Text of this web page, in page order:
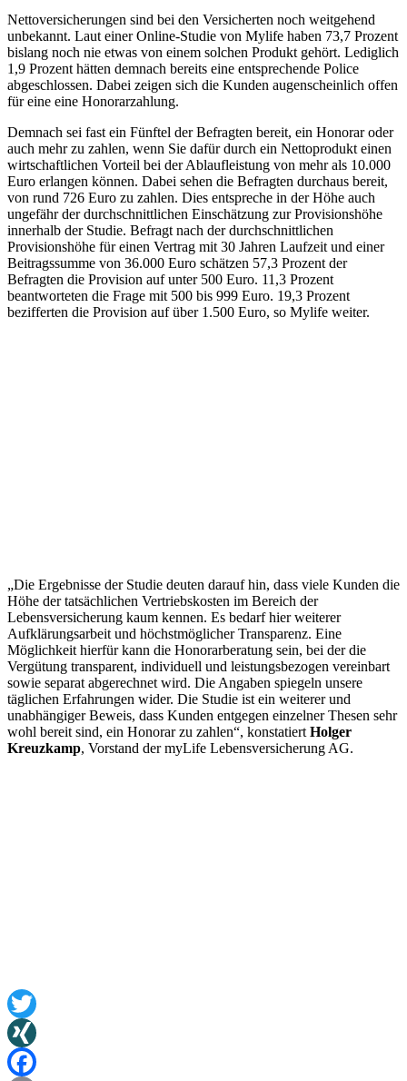
Nettoversicherungen sind bei den Versicherten noch weitgehend
unbekannt. Laut einer Online-Studie von Mylife haben 73,7 Prozent
bislang noch nie etwas von einem solchen Produkt gehört. Lediglich
1,9 Prozent hätten demnach bereits eine entsprechende Police
abgeschlossen. Dabei zeigen sich die Kunden augenscheinlich offen
für eine eine Honorarzahlung.
Demnach sei fast ein Fünftel der Befragten bereit, ein Honorar oder
auch mehr zu zahlen, wenn Sie dafür durch ein Nettoprodukt einen
wirtschaftlichen Vorteil bei der Ablaufleistung von mehr als 10.000
Euro erlangen können. Dabei sehen die Befragten durchaus bereit,
von rund 726 Euro zu zahlen. Dies entspreche in der Höhe auch
ungefähr der durchschnittlichen Einschätzung zur Provisionshöhe
innerhalb der Studie. Befragt nach der durchschnittlichen
Provisionshöhe für einen Vertrag mit 30 Jahren Laufzeit und einer
Beitragssumme von 36.000 Euro schätzen 57,3 Prozent der
Befragten die Provision auf unter 500 Euro. 11,3 Prozent
beantworteten die Frage mit 500 bis 999 Euro. 19,3 Prozent
bezifferten die Provision auf über 1.500 Euro, so Mylife weiter.
„Die Ergebnisse der Studie deuten darauf hin, dass viele Kunden die
Höhe der tatsächlichen Vertriebskosten im Bereich der
Lebensversicherung kaum kennen. Es bedarf hier weiterer
Aufklärungsarbeit und höchstmöglicher Transparenz. Eine
Möglichkeit hierfür kann die Honorarberatung sein, bei der die
Vergütung transparent, individuell und leistungsbezogen vereinbart
sowie separat abgerechnet wird. Die Angaben spiegeln unsere
täglichen Erfahrungen wider. Die Studie ist ein weiterer und
unabhängiger Beweis, dass Kunden entgegen einzelner Thesen sehr
wohl bereit sind, ein Honorar zu zahlen“, konstatiertHolger
Kreuzkamp, Vorstand der myLife Lebensversicherung AG.
Twitter
XING